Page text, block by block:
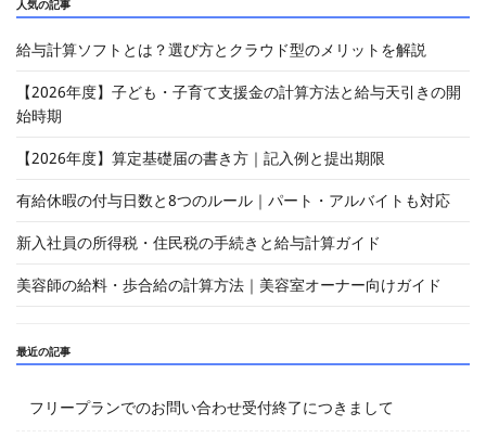
人気の記事
給与計算ソフトとは？選び方とクラウド型のメリットを解説
【2026年度】子ども・子育て支援金の計算方法と給与天引きの開
始時期
【2026年度】算定基礎届の書き方｜記入例と提出期限
有給休暇の付与日数と8つのルール｜パート・アルバイトも対応
新入社員の所得税・住民税の手続きと給与計算ガイド
美容師の給料・歩合給の計算方法｜美容室オーナー向けガイド
最近の記事
フリープランでのお問い合わせ受付終了につきまして